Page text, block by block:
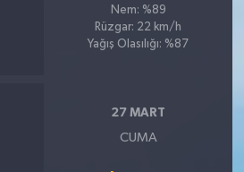
Nem: %89
Rüzgar: 22 km/h
Yağış Olasılığı: %87
27 MART
CUMA